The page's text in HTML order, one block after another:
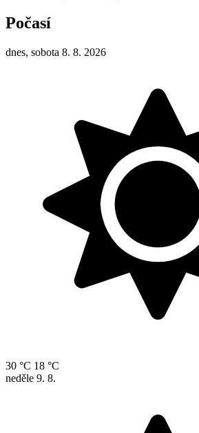
Počasí
dnes, sobota 8. 8. 2026
30 °C 18 °C
neděle 9. 8.